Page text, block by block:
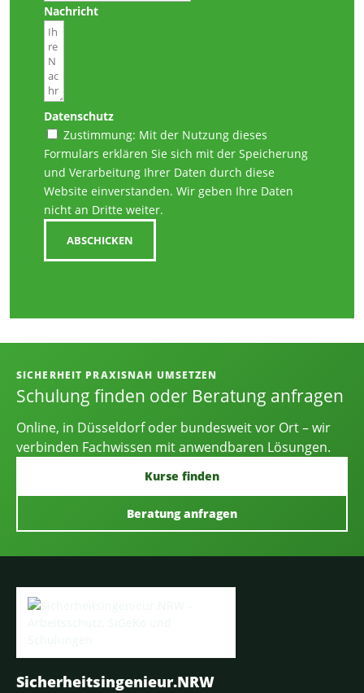
Nachricht
Datenschutz
Zustimmung: Mit der Nutzung dieses
Formulars erklären Sie sich mit der Speicherung
und Verarbeitung Ihrer Daten durch diese
Website einverstanden. Wir geben Ihre Daten
nicht an Dritte weiter.
ABSCHICKEN
Informationen, Kontakt und
SICHERHEIT PRAXISNAH UMSETZEN
Schulung finden oder Beratung anfragen
Online, in Düsseldorf oder bundesweit vor Ort – wir
verbinden Fachwissen mit anwendbaren Lösungen.
Kurse finden
Beratung anfragen
Sicherheitsingenieur.NRW